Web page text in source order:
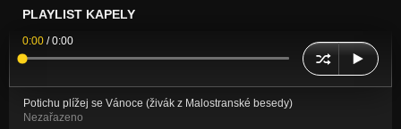
PLAYLIST KAPELY
0:00 /0:00
Potichu plížej se Vánoce (živák z Malostranské besedy)
Nezařazeno